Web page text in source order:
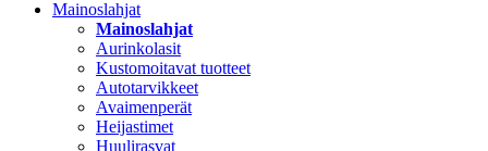
Mainoslahjat
Mainoslahjat
Aurinkolasit
Kustomoitavat tuotteet
Autotarvikkeet
Avaimenperät
Heijastimet
Huulirasvat